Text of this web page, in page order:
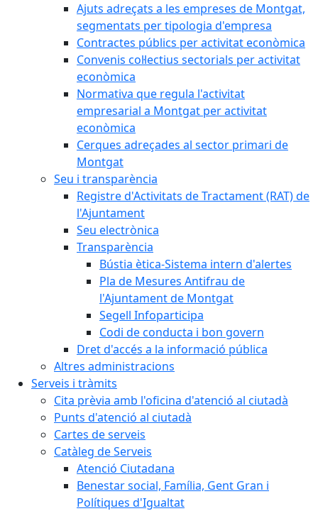
Ajuts adreçats a les empreses de Montgat,
segmentats per tipologia d'empresa
Contractes públics per activitat econòmica
Convenis col·lectius sectorials per activitat
econòmica
Normativa que regula l'activitat
empresarial a Montgat per activitat
econòmica
Cerques adreçades al sector primari de
Montgat
Seu i transparència
Registre d'Activitats de Tractament (RAT) de
l'Ajuntament
Seu electrònica
Transparència
Bústia ètica-Sistema intern d'alertes
Pla de Mesures Antifrau de
l'Ajuntament de Montgat
Segell Infoparticipa
Codi de conducta i bon govern
Dret d'accés a la informació pública
Altres administracions
Serveis i tràmits
Cita prèvia amb l'oficina d'atenció al ciutadà
Punts d'atenció al ciutadà
Cartes de serveis
Catàleg de Serveis
Atenció Ciutadana
Benestar social, Família, Gent Gran i
Polítiques d'Igualtat